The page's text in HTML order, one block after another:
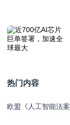
热门内容
欧盟《人工智能法